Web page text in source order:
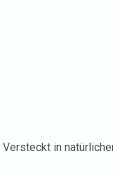
Versteckt in